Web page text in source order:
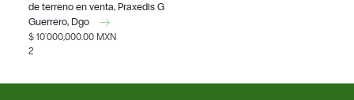
de terreno en venta, Praxedis G
Guerrero, Dgo
$ 10'000,000.00 MXN
2